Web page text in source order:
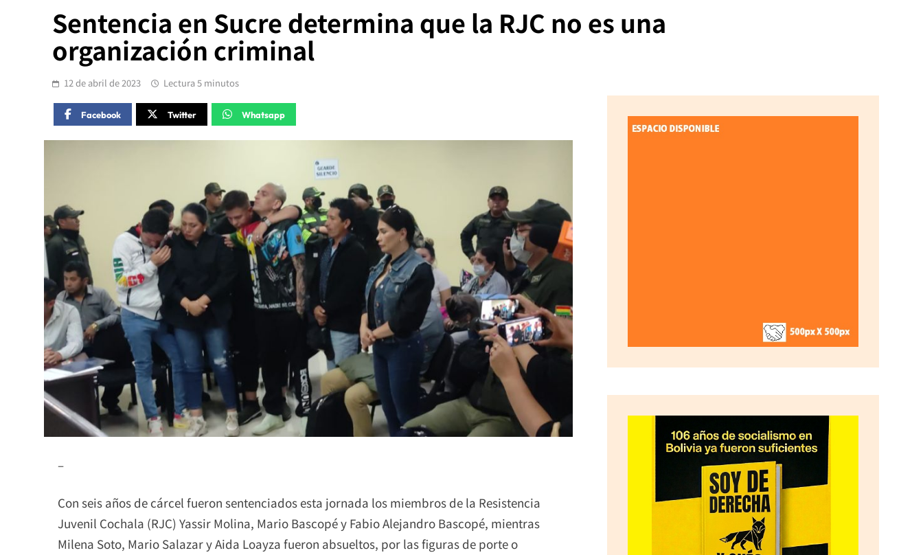
Sentencia en Sucre determina que la RJC no es una
organización criminal
12 de abril de 2023 Lectura 5 minutos
Facebook Twitter Whatsapp
–
Con seis años de cárcel fueron sentenciados esta jornada los miembros de la Resistencia
Juvenil Cochala (RJC) Yassir Molina, Mario Bascopé y Fabio Alejandro Bascopé, mientras
Milena Soto, Mario Salazar y Aida Loayza fueron absueltos, por las figuras de porte o